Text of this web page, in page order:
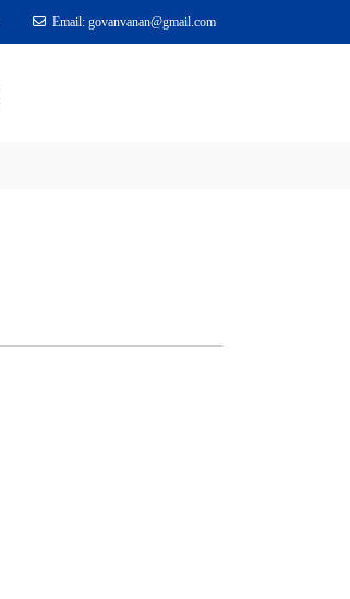
Email: govanvanan@gmail.com